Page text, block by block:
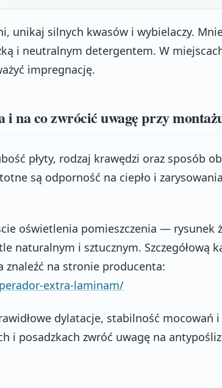
unikaj silnych kwasów i wybielaczy.
i neutralnym detergentem. W
impregnację.
na co zwrócić uwagę przy
płyty, rodzaj krawędzi oraz sposób
są odporność na ciepło i
oświetlenia pomieszczenia — rysunek
naturalnym i sztucznym. Szczegółową
na stronie producenta:
extra-laminam/
dylatacje, stabilność mocowań i
i posadzkach zwróć uwagę na